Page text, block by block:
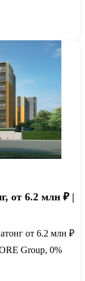
от 6.2 млн ₽ |
от 6.2 млн ₽
Group, 0%